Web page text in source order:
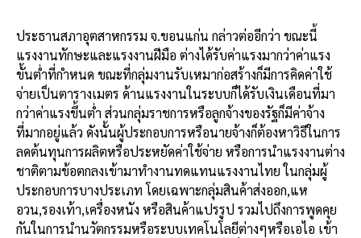
ประธานสภาอุตสาหกรรม จ.ขอนแก่น กล่าวต่ออีกว่า ขณะนี้
แรงงานทักษะและแรงงานฝีมือ ต่างได้รับค่าแรงมากว่าค่าแรง
ขั้นต่ำที่กำหนด ขณะที่กลุ่มงานรับเหมาก่อสร้างก็มีการคิดค่าใช้
จ่ายเป็นตารางเมตร ด้านแรงงานในระบบก็ได้รับเงินเดือนที่มา
กว่าค่าแรงขึ้นต่ำ ส่วนกลุ่มราชการหรือลูกจ้างของรัฐก็มีค่าจ้าง
ที่มากอยู่แล้ว ดังนั้นผู้ประกอบการหรือนายจ้างก็ต้องหาวิธีในการ
ลดต้นทุนการผลิตหรือประหยัดค่าใช้จ่าย หรือการนำแรงงานต่าง
ชาติตามข้อตกลงเข้ามาทำงานทดแทนแรงงานไทย ในกลุ่มผู้
ประกอบการบางประเภท โดยเฉพาะกลุ่มสินค้าส่งออก,แห
อวน,รองเท้า,เครื่องหนัง หรือสินค้าแปรรูป รวมไปถึงการพูดคุย
กันในการนำนวัตกรรมหรือระบบเทคโนโลยีต่างๆหรือเอไอ เข้า